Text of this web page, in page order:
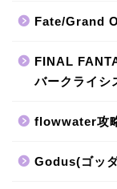
Fate/Grand
FINAL
バークライシ
flowwater攻
Godus(ゴッ